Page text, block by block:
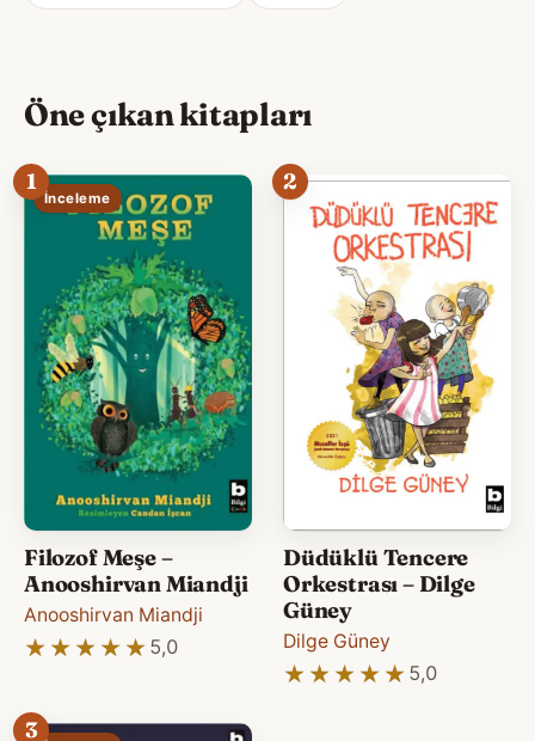
Öne çıkan kitapları
1
İnceleme
Filozof Meşe –
Anooshirvan Miandji
Anooshirvan Miandji
★★★★★
★★★★★ 5,0
2
Düdüklü Tencere
Orkestrası – Dilge
Güney
Dilge Güney
★★★★★
★★★★★ 5,0
3